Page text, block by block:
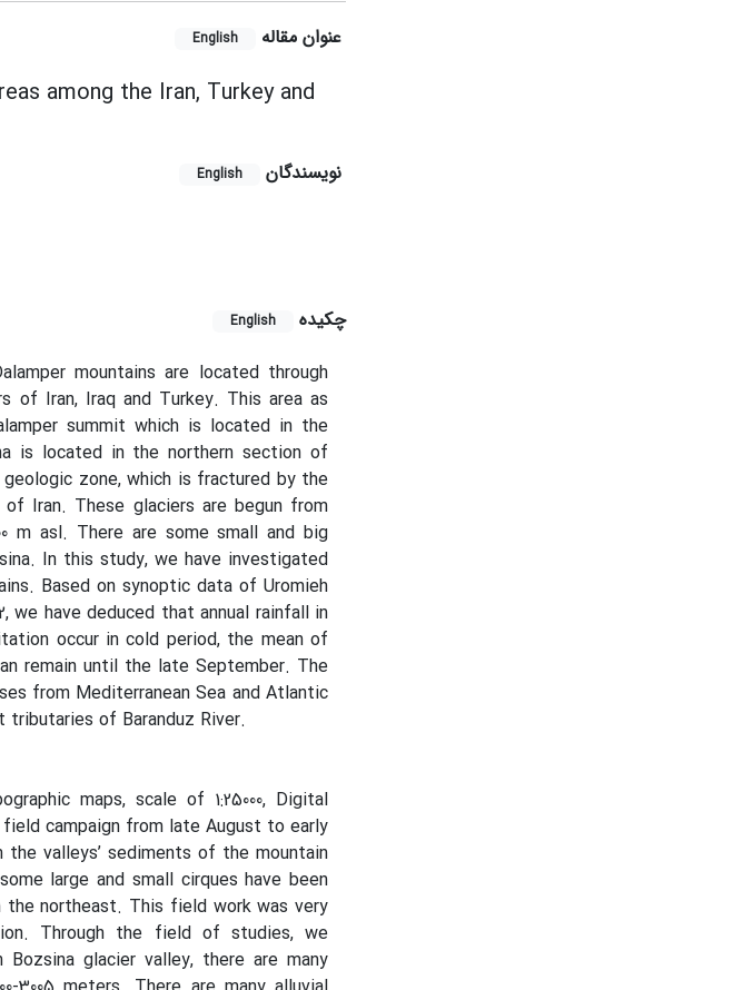
عنوان مقاله English
among the Iran, Turkey and
نویسندگان English
چکیده
English
mountains are located through
of Iran, Iraq and Turkey. This area as
summit which is located in the
is located in the northern section of
geologic zone, which is fractured by the
Iran. These glaciers are begun from
m asl. There are some small and big
In this study, we have investigated
Based on synoptic data of Uromieh
we have deduced that annual rainfall in
occur in cold period, the mean of
remain until the late September. The
from Mediterranean Sea and Atlantic
of Baranduz River.
maps, scale of 1:25000, Digital
campaign from late August to early
the valleys’ sediments of the mountain
large and small cirques have been
northeast. This field work was very
Through the field of studies, we
glacier valley, there are many